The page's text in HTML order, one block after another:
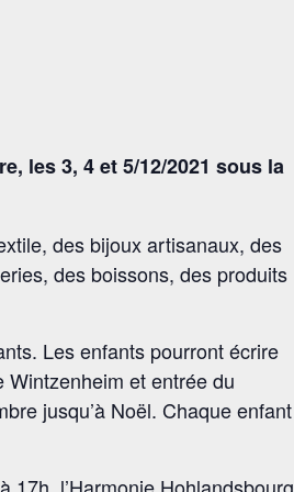
les 3, 4 et 5/12/2021 sous la
des bijoux artisanaux, des
des boissons, des produits
Les enfants pourront écrire
Wintzenheim et entrée du
jusqu’à Noël. Chaque enfant